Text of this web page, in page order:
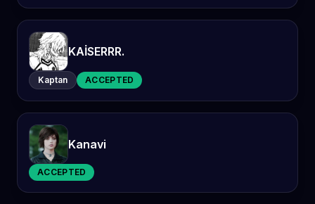
KAİSERRR.
Kaptan ACCEPTED
Kanavi
ACCEPTED